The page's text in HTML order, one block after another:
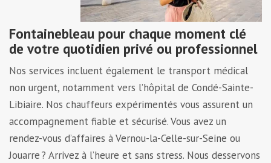
Fontainebleau pour chaque moment clé
de votre quotidien privé ou professionnel
Nos services incluent également le transport médical
non urgent, notamment vers l’hôpital de Condé-Sainte-
Libiaire. Nos chauffeurs expérimentés vous assurent un
accompagnement fiable et sécurisé. Vous avez un
rendez-vous d’affaires à Vernou-la-Celle-sur-Seine ou
Jouarre ? Arrivez à l’heure et sans stress. Nous desservons